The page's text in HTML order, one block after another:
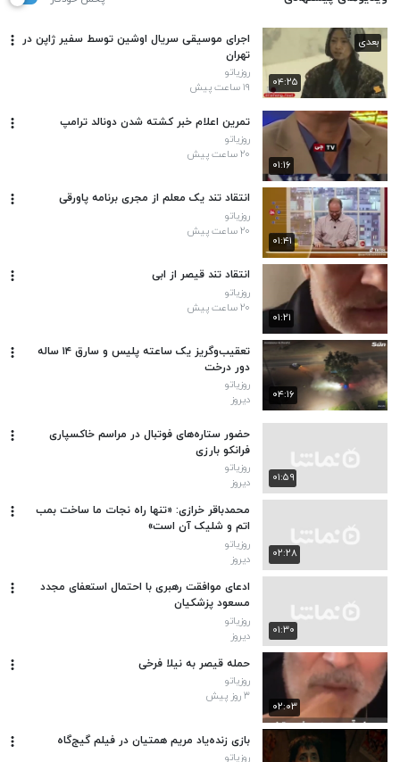
۰۴:۲۵
بعدی
اجرای موسیقی سریال اوشین توسط سفیر ژاپن در
تهران
روزیاتو
۱۹ ساعت پیش
۰۱:۱۶
تمرین اعلام خبر کشته شدن دونالد ترامپ
روزیاتو
۲۰ ساعت پیش
۰۱:۴۱
انتقاد تند یک معلم از مجری برنامه پاورقی
روزیاتو
۲۰ ساعت پیش
۰۱:۲۱
انتقاد تند قیصر از ابی
روزیاتو
۲۰ ساعت پیش
۰۴:۱۶
تعقیب‌وگریز یک ساعته پلیس و سارق ۱۴ ساله
دور درخت
روزیاتو
دیروز
۰۱:۵۹
حضور ستاره‌های فوتبال در مراسم خاکسپاری
فرانکو بارزی
روزیاتو
دیروز
۰۲:۲۸
محمدباقر خرازی: «تنها راه نجات ما ساخت بمب
اتم و شلیک آن است»
روزیاتو
دیروز
۰۱:۳۰
ادعای موافقت رهبری با احتمال استعفای مجدد
مسعود پزشکیان
روزیاتو
دیروز
۰۲:۰۳
حمله قیصر به نیلا فرخی
روزیاتو
۳ روز پیش
بازی زنده‌یاد مریم همتیان در فیلم گیج‌گاه
روزیاتو